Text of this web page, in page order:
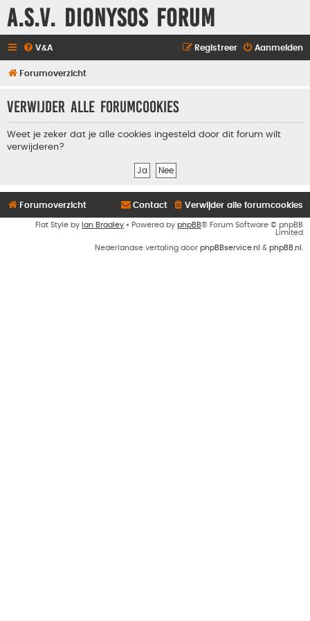
A.S.V. Dionysos Forum
V&A Aanmelden
Registreer
Forumoverzicht
Verwijder alle forumcookies
Weet je zeker dat je alle cookies ingesteld door dit forum wilt
verwijderen?
Forumoverzicht Verwijder alle forumcookies
Contact
Flat Style by Ian Bradley • Powered by phpBB® Forum Software © phpBB
Limited
Nederlandse vertaling door phpBBservice.nl & phpBB.nl